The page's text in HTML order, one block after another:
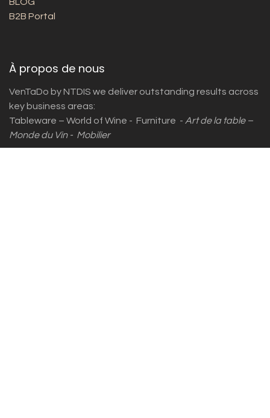
B2B Portal
À propos de nous
VenTaDo by NTDIS we deliver outstanding results across
key business areas:
Tableware – World of Wine - Furniture - Art de la table –
Monde du Vin - Mobilier